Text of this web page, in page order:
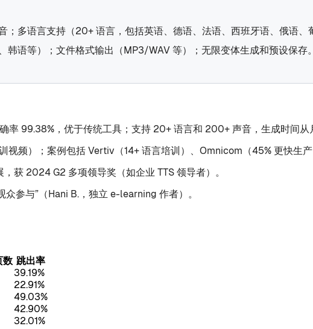
；多语言支持（20+ 语言，包括英语、德语、法语、西班牙语、俄语、
韩语等）；文件格式输出（MP3/WAV 等）；无限变体生成和预设保存
率 99.38%，优于传统工具；支持 20+ 语言和 200+ 声音，生成时间从
视频）；案例包括 Vertiv（14+ 语言培训）、Omnicom（45% 更快生
获 2024 G2 多项领导奖（如企业 TTS 领导者）。
参与”（Hani B.，独立 e-learning 作者）。
数 跳出率
39.19%
22.91%
49.03%
42.90%
32.01%